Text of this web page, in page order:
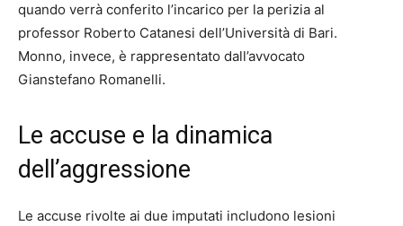
quando verrà conferito l’incarico per la perizia al
professor Roberto Catanesi dell’Università di Bari.
Monno, invece, è rappresentato dall’avvocato
Gianstefano Romanelli.
Le accuse e la dinamica
dell’aggressione
Le accuse rivolte ai due imputati includono lesioni